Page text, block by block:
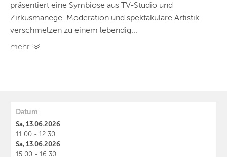
präsentiert eine Symbiose aus TV-Studio und
Zirkusmanege. Moderation und spektakuläre Artistik
verschmelzen zu einem lebendig...
mehr
Datum
Sa, 13.06.2026
11:00 - 12:30
Sa, 13.06.2026
15:00 - 16:30